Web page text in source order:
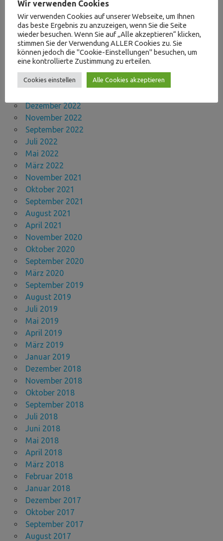
April 2024
Dezember 2023
November 2023
September 2023
Mai 2023
Dezember 2022
November 2022
September 2022
Juli 2022
Mai 2022
März 2022
November 2021
Oktober 2021
September 2021
August 2021
April 2021
November 2020
Oktober 2020
September 2020
März 2020
September 2019
August 2019
Juli 2019
Mai 2019
April 2019
März 2019
Januar 2019
Dezember 2018
November 2018
Oktober 2018
September 2018
Juli 2018
Juni 2018
Mai 2018
April 2018
März 2018
Februar 2018
Januar 2018
Dezember 2017
Oktober 2017
September 2017
August 2017
Wir verwenden Cookies
Wir verwenden Cookies auf unserer Webseite, um Ihnen
das beste Ergebnis zu anzuzeigen, wenn Sie die Seite
wieder besuchen. Wenn Sie auf „Alle akzeptieren“ klicken,
stimmen Sie der Verwendung ALLER Cookies zu. Sie
können jedoch die "Cookie-Einstellungen" besuchen, um
eine kontrollierte Zustimmung zu erteilen.
Cookies einstellen Alle Cookies akzeptieren